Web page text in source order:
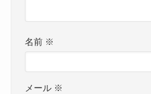
名前 ※
メール ※